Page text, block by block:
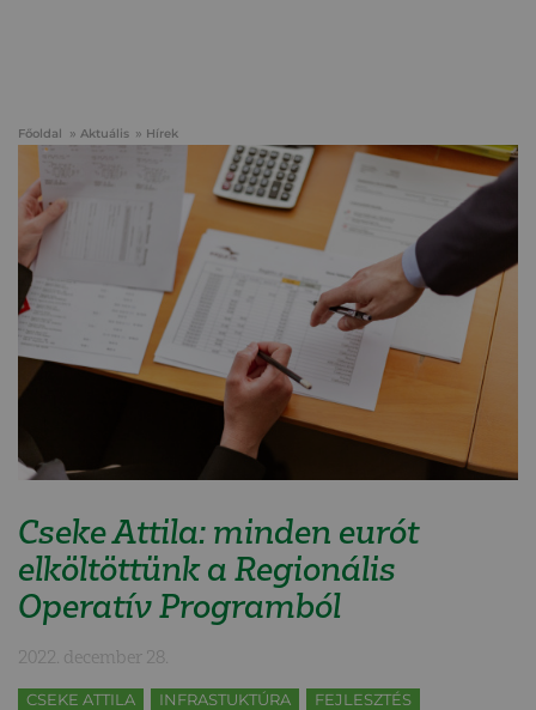
Főoldal Aktuális Hírek
Cseke Attila: minden eurót
elköltöttünk a Regionális
Operatív Programból
2022. december 28.
CSEKE ATTILA INFRASTUKTÚRA
FEJLESZTÉS